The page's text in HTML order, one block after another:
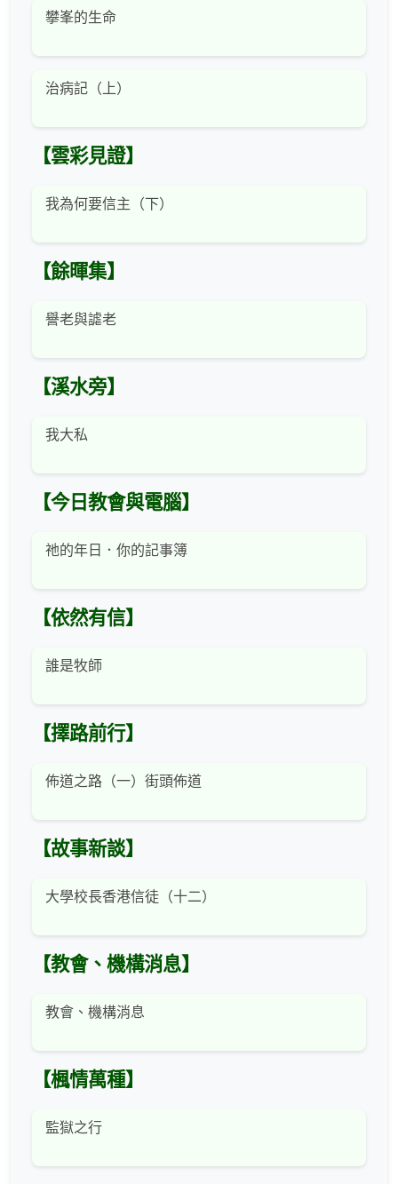
攀峯的生命
治病記（上）
【雲彩見證】
我為何要信主（下）
【餘暉集】
譽老與謔老
【溪水旁】
我大私
【今日教會與電腦】
祂的年日．你的記事簿
【依然有信】
誰是牧師
【擇路前行】
佈道之路（一）街頭佈道
【故事新談】
大學校長香港信徒（十二）
【教會、機構消息】
教會、機構消息
【楓情萬種】
監獄之行